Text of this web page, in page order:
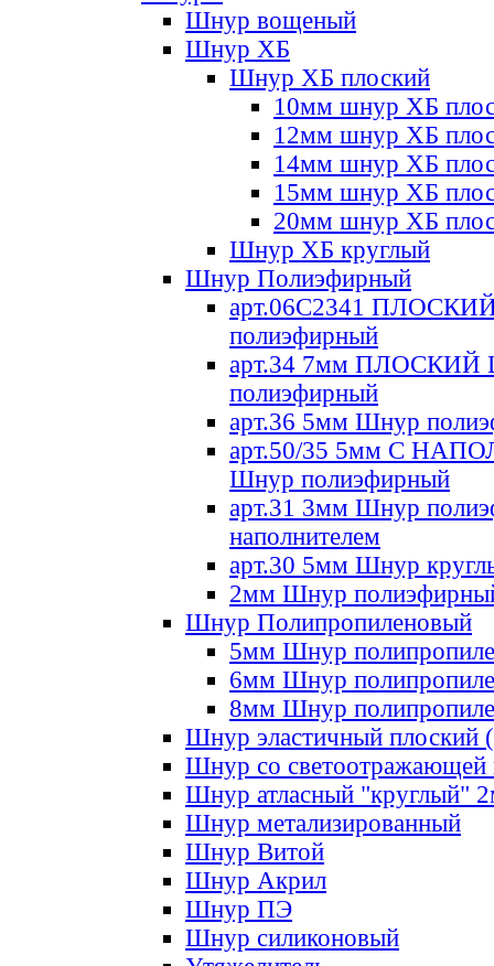
Шнур вощеный
Шнур ХБ
Шнур ХБ плоский
10мм шнур ХБ
12мм шнур ХБ
14мм шнур ХБ
15мм шнур ХБ
20мм шнур ХБ
Шнур ХБ круглый
Шнур Полиэфирный
арт.06С2341
полиэфирный
арт.34 7мм ПЛОСКИЙ
полиэфирный
арт.36 5мм Шнур
арт.50/35 5мм С
Шнур полиэфирный
арт.31 3мм Шнур
наполнителем
арт.30 5мм Шнур
2мм Шнур
Шнур Полипропиленовый
5мм Шнур
6мм Шнур
8мм Шнур
Шнур эластичный плоский
Шнур со светоотражающей
Шнур атласный "круглый"
Шнур метализированный
Шнур Витой
Шнур Акрил
Шнур ПЭ
Шнур силиконовый